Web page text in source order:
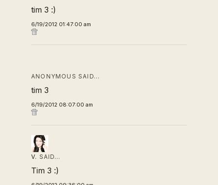
tim 3 :)
6/19/2012 01:47:00 am
ANONYMOUS SAID…
tim 3
6/19/2012 08:07:00 am
V. SAID…
Tim 3 :)